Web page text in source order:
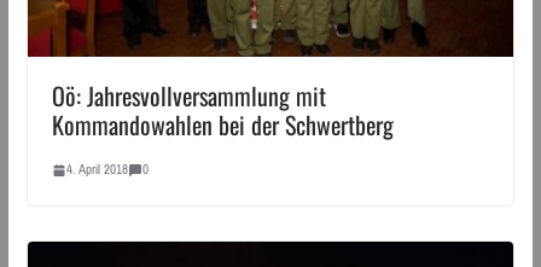
Oö: Jahresvollversammlung mit
Kommandowahlen bei der Schwertberg
4. April 2018 0